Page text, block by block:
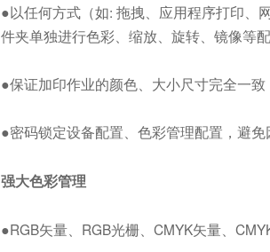
●以任何方式（如: 拖拽、应用程序打印、
件夹单独进行色彩、缩放、旋转、镜像等
●保证加印作业的颜色、大小尺寸完全一
●密码锁定设备配置、色彩管理配置，避
强大色彩管理
●RGB矢量、RGB光栅、CMYK矢量、